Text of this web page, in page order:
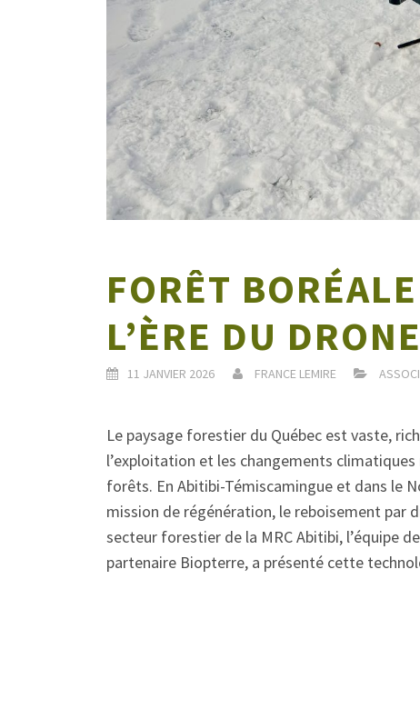
FORÊT
L’ÈRE DU DRONE
11 JANVIER 2026 FRANCE LEMIRE
Le paysage forestier du Québec est vaste,
l’exploitation et les changements
forêts. En Abitibi-Témiscamingue et dans le
mission de régénération, le reboisement par
secteur forestier de la MRC Abitibi, l’équipe
partenaire Biopterre, a présenté cette